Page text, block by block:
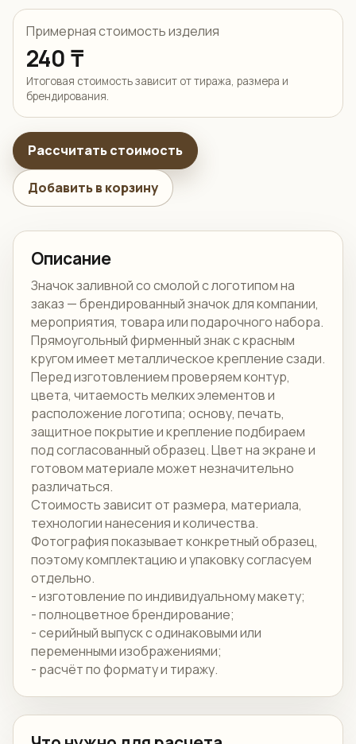
Примерная стоимость изделия
240 ₸
Итоговая стоимость зависит от тиража, размера и
брендирования.
Рассчитать стоимость
Добавить в корзину
Описание
Значок заливной со смолой с логотипом на
заказ — брендированный значок для компании,
мероприятия, товара или подарочного набора.
Прямоугольный фирменный знак с красным
кругом имеет металлическое крепление сзади.
Перед изготовлением проверяем контур,
цвета, читаемость мелких элементов и
расположение логотипа; основу, печать,
защитное покрытие и крепление подбираем
под согласованный образец. Цвет на экране и
готовом материале может незначительно
различаться.
Стоимость зависит от размера, материала,
технологии нанесения и количества.
Фотография показывает конкретный образец,
поэтому комплектацию и упаковку согласуем
отдельно.
- изготовление по индивидуальному макету;
- полноцветное брендирование;
- серийный выпуск с одинаковыми или
переменными изображениями;
- расчёт по формату и тиражу.